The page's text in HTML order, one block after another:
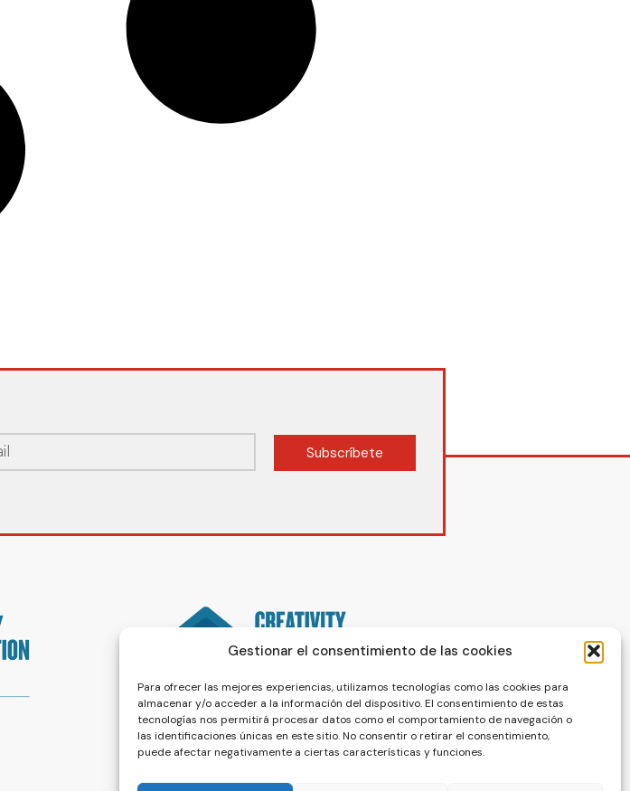
Gestionar el consentimiento de las cookies
Para ofrecer las mejores experiencias, utilizamos tecnologías como las cookies para
almacenar y/o acceder a la información del dispositivo. El consentimiento de estas
tecnologías nos permitirá procesar datos como el comportamiento de navegación o
las identificaciones únicas en este sitio. No consentir o retirar el consentimiento,
puede afectar negativamente a ciertas características y funciones.
Subscríbete